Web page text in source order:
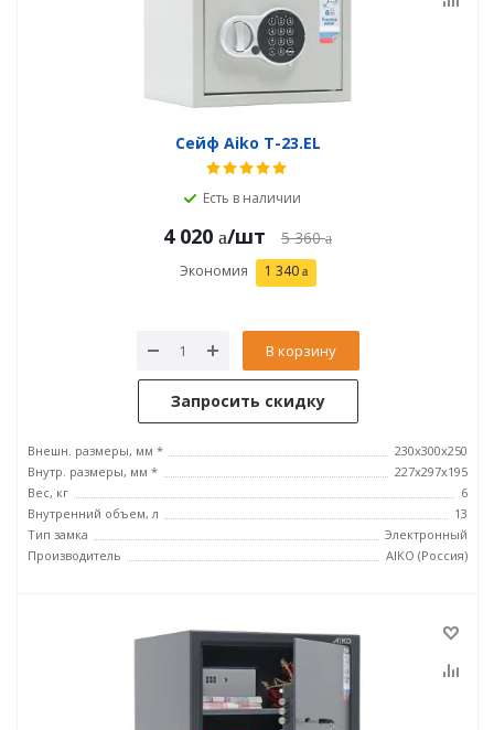
Сейф Aiko T-23.EL
Есть в наличии
4 020 /шт 5 360
Экономия 1 340
В корзину
Запросить скидку
Внешн. размеры, мм *
230x300x250
Внутр. размеры, мм *
227x297x195
Вес, кг
6
Внутренний объем, л
13
Тип замка
Электронный
Производитель
AIKO (Россия)